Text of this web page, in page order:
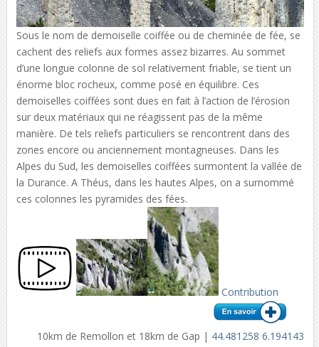
Sous le nom de demoiselle coiffée ou de cheminée de fée, se
cachent des reliefs aux formes assez bizarres. Au sommet
d’une longue colonne de sol relativement friable, se tient un
énorme bloc rocheux, comme posé en équilibre. Ces
demoiselles coiffées sont dues en fait à l’action de l’érosion
sur deux matériaux qui ne réagissent pas de la même
manière. De tels reliefs particuliers se rencontrent dans des
zones encore ou anciennement montagneuses. Dans les
Alpes du Sud, les demoiselles coiffées surmontent la vallée de
la Durance. A Théus, dans les hautes Alpes, on a surnommé
ces colonnes les pyramides des fées.
Contribution
10km de Remollon et 18km de Gap | 44.481258 6.194143